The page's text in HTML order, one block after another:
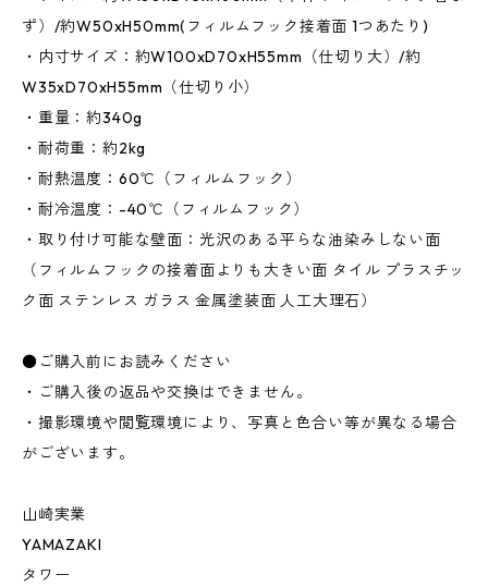
ず）/約W50xH50mm(フィルムフック接着面 1つあたり)
・内寸サイズ：約W100xD70xH55mm（仕切り大）/約
W35xD70xH55mm（仕切り小）
・重量：約340g
・耐荷重：約2kg
・耐熱温度：60℃（フィルムフック）
・耐冷温度：-40℃（フィルムフック）
・取り付け可能な壁面：光沢のある平らな油染みしない面
（フィルムフックの接着面よりも大きい面 タイル プラスチッ
ク面 ステンレス ガラス 金属塗装面 人工大理石）
●ご購入前にお読みください
・ご購入後の返品や交換はできません。
・撮影環境や閲覧環境により、写真と色合い等が異なる場合
がございます。
山崎実業
YAMAZAKI
タワー